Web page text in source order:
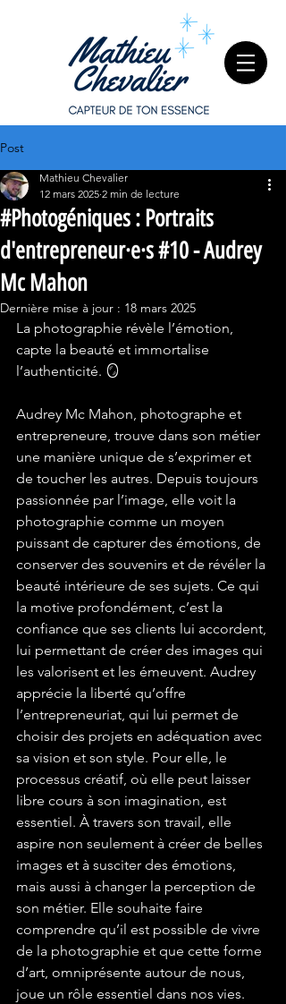
Post
#Photogéniques : Portraits
d'entrepreneur·e·s #10 - Audrey
Mc Mahon
Mathieu Chevalier
12 mars 2025 2 min de lecture
Dernière mise à jour : 18 mars 2025
La photographie révèle l’émotion,
capte la beauté et immortalise
l’authenticité. 🪞
Audrey Mc Mahon, photographe et
entrepreneure, trouve dans son métier
une manière unique de s’exprimer et
de toucher les autres. Depuis toujours
passionnée par l’image, elle voit la
photographie comme un moyen
puissant de capturer des émotions, de
conserver des souvenirs et de révéler la
beauté intérieure de ses sujets. Ce qui
la motive profondément, c’est la
confiance que ses clients lui accordent,
lui permettant de créer des images qui
les valorisent et les émeuvent. Audrey
apprécie la liberté qu’offre
l’entrepreneuriat, qui lui permet de
choisir des projets en adéquation avec
sa vision et son style. Pour elle, le
processus créatif, où elle peut laisser
libre cours à son imagination, est
essentiel. À travers son travail, elle
aspire non seulement à créer de belles
images et à susciter des émotions,
mais aussi à changer la perception de
son métier. Elle souhaite faire
comprendre qu’il est possible de vivre
de la photographie et que cette forme
d’art, omniprésente autour de nous,
joue un rôle essentiel dans nos vies.